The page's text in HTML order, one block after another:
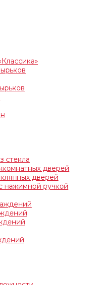
стекла
дверей
дверей
нажимной ручкой